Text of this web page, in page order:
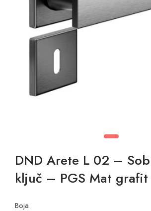
DND Arete L 02 –
ključ – PGS Mat grafit
Boja